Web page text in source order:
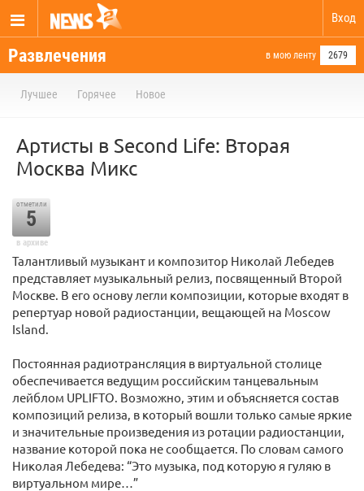
Вход
Развлечения в мою ленту 2679
Лучшее Горячее Новое
Артисты в Second Life: Вторая
Москва Микс
отметили
5
в архиве
Талантливый музыкант и композитор Николай Лебедев
представляет музыкальный релиз, посвященный Второй
Москве. В его основу легли композиции, которые входят в
репертуар новой радиостанции, вещающей на Moscow
Island.
Постоянная радиотрансляция в виртуальной столице
обеспечивается ведущим российским танцевальным
лейблом UPLIFTO. Возможно, этим и объясняется состав
композиций релиза, в который вошли только самые яркие
и значительные произведения из ротации радиостанции,
название которой пока не сообщается. По словам самого
Николая Лебедева: “Это музыка, под которую я гуляю в
виртуальном мире…”